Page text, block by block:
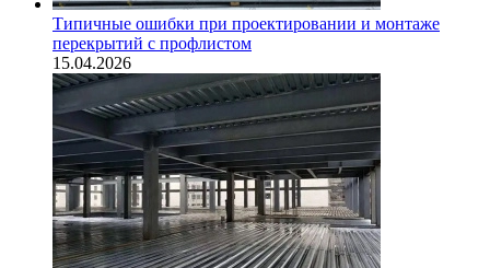
Типичные ошибки при проектировании и монтаже
перекрытий с профлистом
15.04.2026